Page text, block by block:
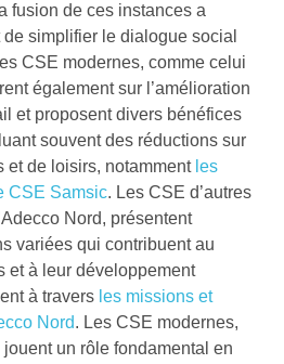
fusion de ces instances a
de simplifier le dialogue social
CSE modernes, comme celui
également sur l’amélioration
et proposent divers bénéfices
souvent des réductions sur
et de loisirs, notamment les
CSE Samsic. Les CSE d’autres
Nord, présentent
variées qui contribuent au
et à leur développement
à travers les missions et
Nord. Les CSE modernes,
un rôle fondamental en